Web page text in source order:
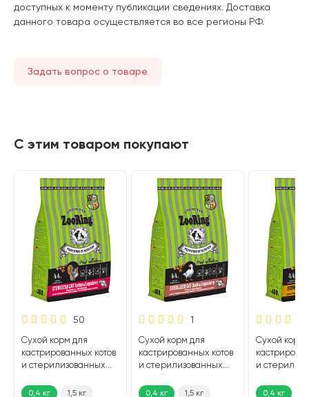
доступных к моменту публикации сведениях. Доставка
данного товара осуществляется во все регионы РФ.
Задать вопрос о товаре
С этим товаром покупают
50
Сухой корм для
кастрированных котов
и стерилизованных
STERILIZED индейка,
0,4 кг 1,5 кг
1
Сухой корм для
кастрированных котов
и стерилизованных
STERILIZED утка,
0,4 кг 1,5 кг
Сухой корм
и
STERILIZED
0,4 кг